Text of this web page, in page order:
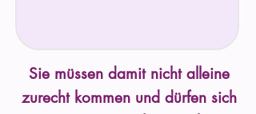
Sie müssen damit nicht alleine
zurecht kommen und dürfen sich